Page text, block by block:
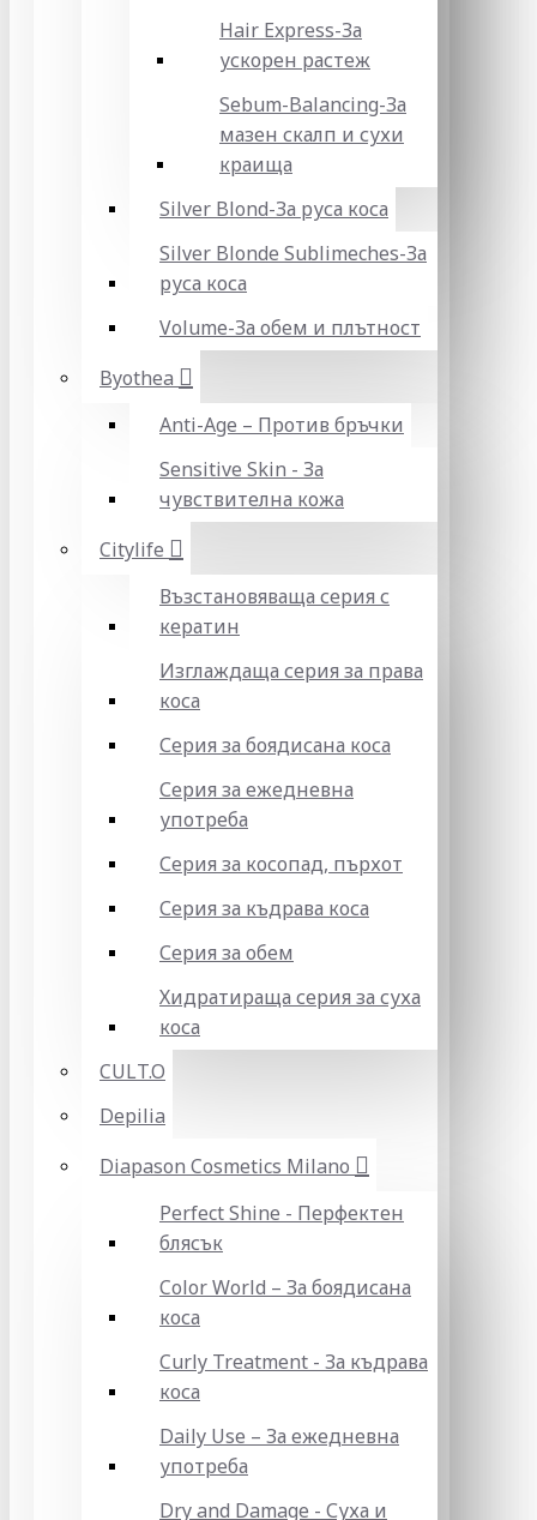
Hair Express-За
ускорен растеж
Sebum-Balancing-За
мазен скалп и сухи
краища
Silver Blond-За руса коса
Silver Blonde Sublіmeches-За
руса коса
Volume-За обем и плътност
Byothea
Anti-Age – Против бръчки
Sensitive Skin - За
чувствителна кожа
Citylife
Възстановяваща серия с
кератин
Изглаждаща серия за права
коса
Серия за боядисана коса
Серия за ежедневна
употреба
Серия за косопад, пърхот
Серия за къдрава коса
Серия за обем
Хидратираща серия за суха
коса
CULT.O
Depilia
Diapason Cosmetics Milano
Perfect Shine - Перфектен
блясък
Color World – За боядисана
коса
Curly Treatment - За къдрава
коса
Daily Use – За ежедневна
употреба
Dry and Damage - Суха и